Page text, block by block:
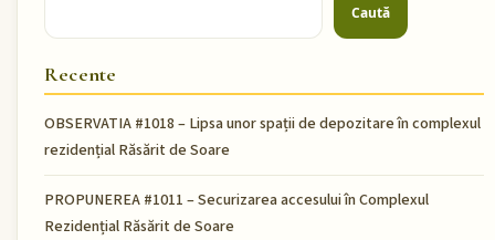
Caută
Recente
OBSERVATIA #1018 – Lipsa unor spații de depozitare în complexul
rezidențial Răsărit de Soare
PROPUNEREA #1011 – Securizarea accesului în Complexul
Rezidențial Răsărit de Soare